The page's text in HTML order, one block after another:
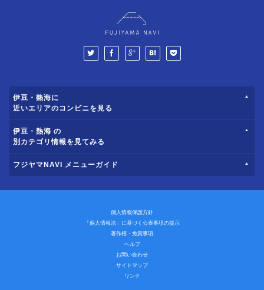
伊豆・熱海に
近いエリアのコンビニを見る
伊豆・熱海 の
別カテゴリ情報を見てみる
フジヤマNAVI メニューガイド
個人情報保護方針
「個人情報法」に基づく公表事項の提示
著作権・免責事項
ヘルプ
お問い合わせ
サイトマップ
リンク